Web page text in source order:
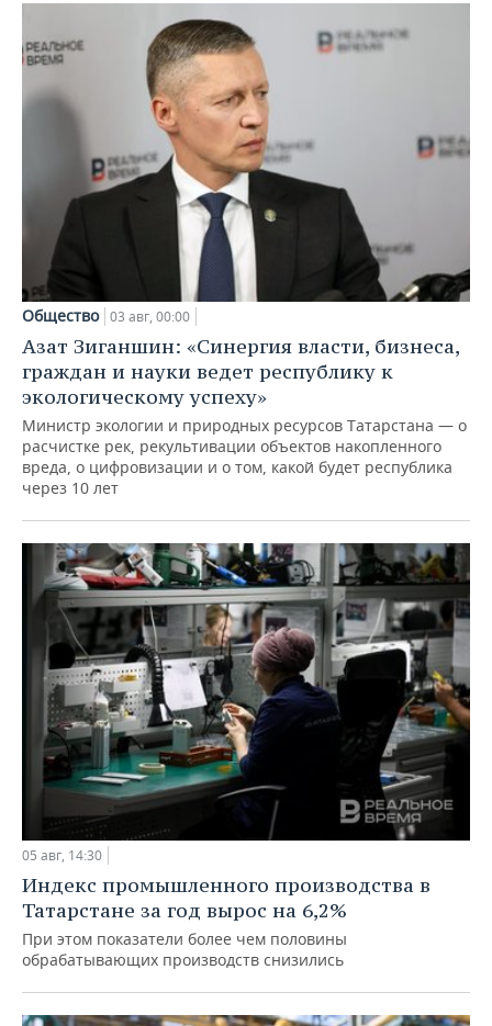
Общество 03 авг, 00:00
Азат Зиганшин: «Синергия власти, бизнеса,
граждан и науки ведет республику к
экологическому успеху»
Министр экологии и природных ресурсов Татарстана — о
расчистке рек, рекультивации объектов накопленного
вреда, о цифровизации и о том, какой будет республика
через 10 лет
05 авг, 14:30
Индекс промышленного производства в
Татарстане за год вырос на 6,2%
При этом показатели более чем половины
обрабатывающих производств снизились